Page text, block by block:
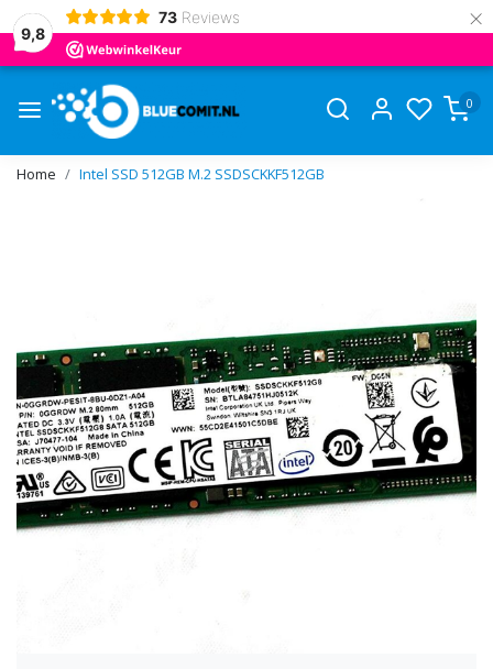
9,8
73 Reviews ×
0
Home Intel SSD 512GB M.2 SSDSCKKF512GB